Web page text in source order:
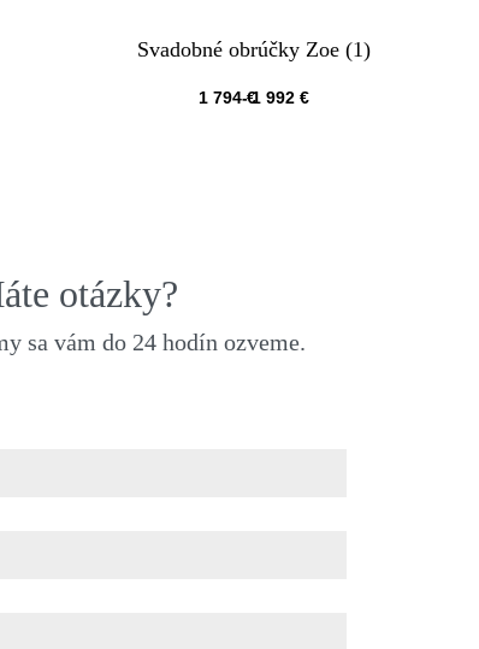
Svadobné obrúčky Zoe (1)
1 794€1 992€
otázky?
sa vám do 24 hodín ozveme.